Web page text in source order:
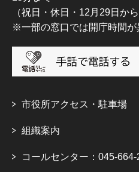
（祝日・休日・12月29日か
※一部の窓口では開庁時間が
市役所アクセス・駐車場
組織案内
コールセンター：045-664-